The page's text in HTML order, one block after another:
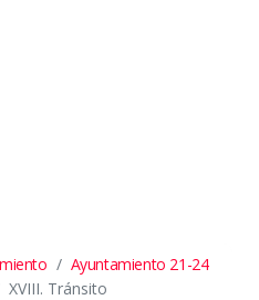
Ayuntamiento 21-24
XVIII. Tránsito